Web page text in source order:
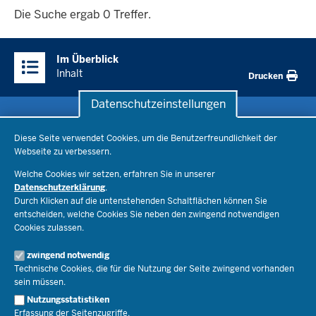
Datenschutzeinstellungen
Diese Seite verwendet Cookies, um die Benutzerfreundlichkeit der
Webseite zu verbessern.
Welche Cookies wir setzen, erfahren Sie in unserer
Datenschutzerklärung.
Durch Klicken auf die untenstehenden Schaltflächen können Sie
entscheiden, welche Cookies Sie neben den zwingend notwendigen
Cookies zulassen.
zwingend notwendig
Technische Cookies, die für die Nutzung der Seite zwingend vorhanden
sein müssen.
Nutzungsstatistiken
Erfassung der Seitenzugriffe.
ergab
Die Suche ergab 0 Treffer.
Inhalte
Im Überblick
Inhalt
Drucken
Bildungsthemen
Lehrkräfte
Recht
Schulleben
Ministerium
Ministerin Dorothee Feller
Staatssekretär Dr. Urban Mauer
Open Government
Bibliothek
Veranstaltungen
Geschäftsbereich
Presse
Pressefotos
Social Media
Pressekontakt
Service
Schule(n) suchen
Kontakt